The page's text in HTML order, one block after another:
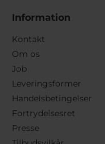
Information
Kontakt
Om os
Job
Leveringsformer
Handelsbetingelser
Fortrydelsesret
Presse